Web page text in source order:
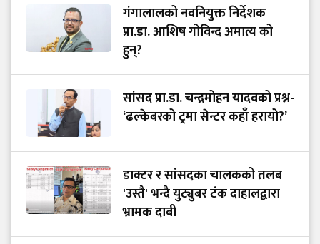
गंगालालको नवनियुक्त निर्देशक
प्रा.डा. आशिष गोविन्द अमात्य को
हुन्?
सांसद प्रा.डा. चन्द्रमोहन यादवको प्रश्न-
‘ढल्केबरको ट्रमा सेन्टर कहाँ हरायो?’
डाक्टर र सांसदका चालकको तलब
'उस्तै' भन्दै युट्युबर टंक दाहालद्वारा
भ्रामक दाबी